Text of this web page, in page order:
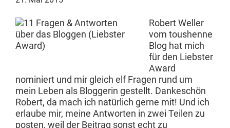
Robert Weller
vom tou­shenne
Blog hat mich
für den Lieb­ster
Award
nominiert und mir gle­ich elf Fra­gen rund um
mein Leben als Blog­gerin gestellt. Dankeschön
Robert, da mach ich natür­lich gerne mit! Und ich
erlaube mir, meine Antworten in zwei Teilen zu
posten, weil der Beitrag son­st echt zu